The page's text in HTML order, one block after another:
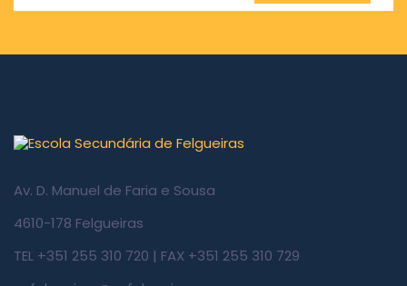
Av. D. Manuel de Faria e Sousa
4610-178 Felgueiras
TEL +351 255 310 720 | FAX +351 255 310 729